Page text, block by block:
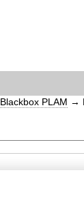
Blackbox PLAM →